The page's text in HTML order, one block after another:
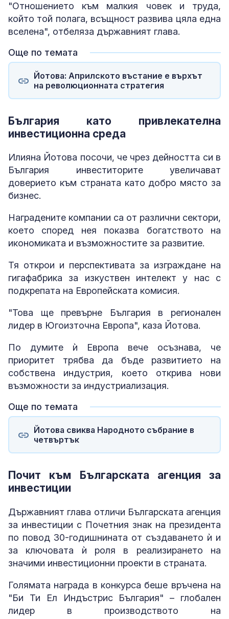
"Отношението към малкия човек и труда,
който той полага, всъщност развива цяла една
вселена", отбеляза държавният глава.
Още по темата
Йотова: Априлското въстание е върхът
на революционната стратегия
България като привлекателна
инвестиционна среда
Илияна Йотова посочи, че чрез дейността си в
България инвеститорите увеличават
доверието към страната като добро място за
бизнес.
Наградените компании са от различни сектори,
което според нея показва богатството на
икономиката и възможностите за развитие.
Тя открои и перспективата за изграждане на
гигафабрика за изкуствен интелект у нас с
подкрепата на Европейската комисия.
"Това ще превърне България в регионален
лидер в Югоизточна Европа", каза Йотова.
По думите ѝ Европа вече осъзнава, че
приоритет трябва да бъде развитието на
собствена индустрия, което открива нови
възможности за индустриализация.
Още по темата
Йотова свиква Народното събрание в
четвъртък
Почит към Българската агенция за
инвестиции
Държавният глава отличи Българската агенция
за инвестиции с Почетния знак на президента
по повод 30-годишнината от създаването ѝ и
за ключовата ѝ роля в реализирането на
значими инвестиционни проекти в страната.
Голямата награда в конкурса беше връчена на
"Би Ти Ел Индъстрис България" – глобален
лидер в производството на